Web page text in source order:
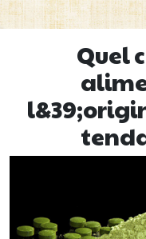
Maladie
cardiovasculaire
traitement
Aide
Quel